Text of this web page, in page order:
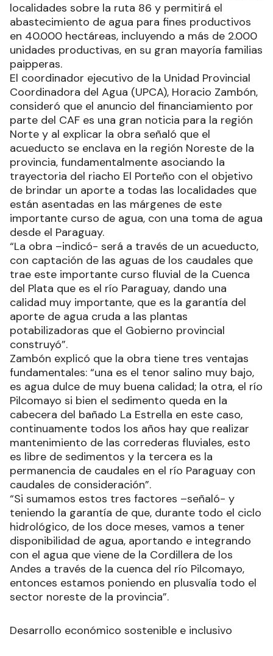
localidades sobre la ruta 86 y permitirá el
abastecimiento de agua para fines productivos
en 40.000 hectáreas, incluyendo a más de 2.000
unidades productivas, en su gran mayoría familias
paipperas.
El coordinador ejecutivo de la Unidad Provincial
Coordinadora del Agua (UPCA), Horacio Zambón,
consideró que el anuncio del financiamiento por
parte del CAF es una gran noticia para la región
Norte y al explicar la obra señaló que el
acueducto se enclava en la región Noreste de la
provincia, fundamentalmente asociando la
trayectoria del riacho El Porteño con el objetivo
de brindar un aporte a todas las localidades que
están asentadas en las márgenes de este
importante curso de agua, con una toma de agua
desde el Paraguay.
“La obra –indicó- será a través de un acueducto,
con captación de las aguas de los caudales que
trae este importante curso fluvial de la Cuenca
del Plata que es el río Paraguay, dando una
calidad muy importante, que es la garantía del
aporte de agua cruda a las plantas
potabilizadoras que el Gobierno provincial
construyó”.
Zambón explicó que la obra tiene tres ventajas
fundamentales: “una es el tenor salino muy bajo,
es agua dulce de muy buena calidad; la otra, el río
Pilcomayo si bien el sedimento queda en la
cabecera del bañado La Estrella en este caso,
continuamente todos los años hay que realizar
mantenimiento de las correderas fluviales, esto
es libre de sedimentos y la tercera es la
permanencia de caudales en el río Paraguay con
caudales de consideración”.
“Si sumamos estos tres factores –señaló- y
teniendo la garantía de que, durante todo el ciclo
hidrológico, de los doce meses, vamos a tener
disponibilidad de agua, aportando e integrando
con el agua que viene de la Cordillera de los
Andes a través de la cuenca del río Pilcomayo,
entonces estamos poniendo en plusvalía todo el
sector noreste de la provincia”.
Desarrollo económico sostenible e inclusivo